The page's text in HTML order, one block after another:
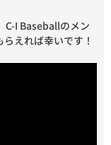
C-I Baseballのメン
えれば幸いです！